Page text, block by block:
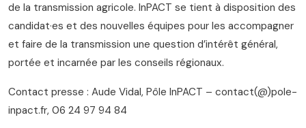
de la transmission agricole. InPACT se tient à disposition des
candidat·es et des nouvelles équipes pour les accompagner
et faire de la transmission une question d’intérêt général,
portée et incarnée par les conseils régionaux.
Contact presse : Aude Vidal, Pôle InPACT – contact(@)pole-
inpact.fr, 06 24 97 94 84